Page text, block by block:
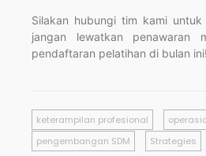
Silakan hubungi tim kami
jangan lewatkan penawaran
pendaftaran pelatihan di bulan ini!
keterampilan profesional
pengembangan SDM
Strategies